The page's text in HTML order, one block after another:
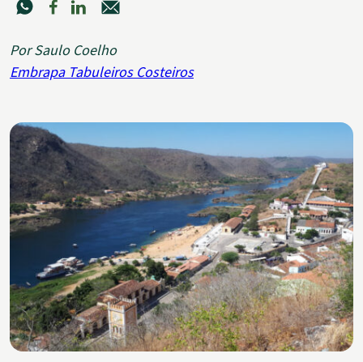
Por Saulo Coelho
Embrapa Tabuleiros Costeiros